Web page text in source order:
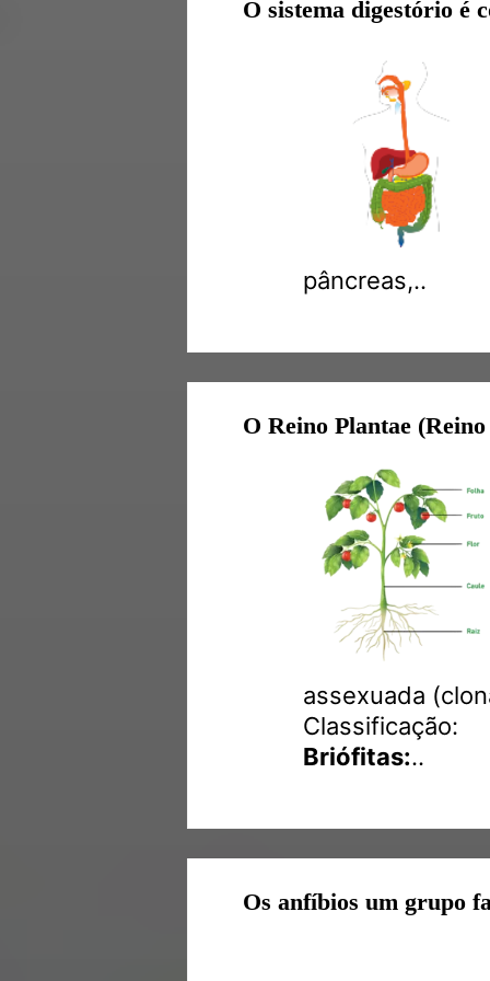
O sistema digestório é
pâncreas,..
O Reino Plantae
assexuada
Classificação:
Briófitas:..
Os anfíbios um grupo